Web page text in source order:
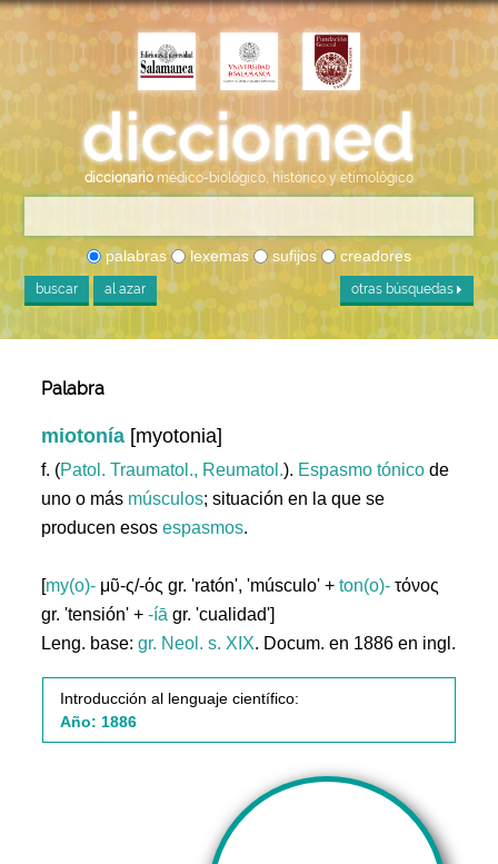
diccionario médico-biológico, histórico y etimológico
palabras lexemas sufijos creadores
buscar al azar otras búsquedas
Palabra
miotonía [myotonia]
f. (Patol. Traumatol., Reumatol.). Espasmo tónico de
uno o más músculos; situación en la que se
producen esosespasmos.
[my(o)- μῦ-ς/-ός gr. 'ratón', 'músculo' +ton(o)- τόνος
gr. 'tensión' +-íā gr. 'cualidad']
Leng. base:gr. Neol. s. XIX. Docum. en 1886 en ingl.
Introducción al lenguaje científico:
Año: 1886